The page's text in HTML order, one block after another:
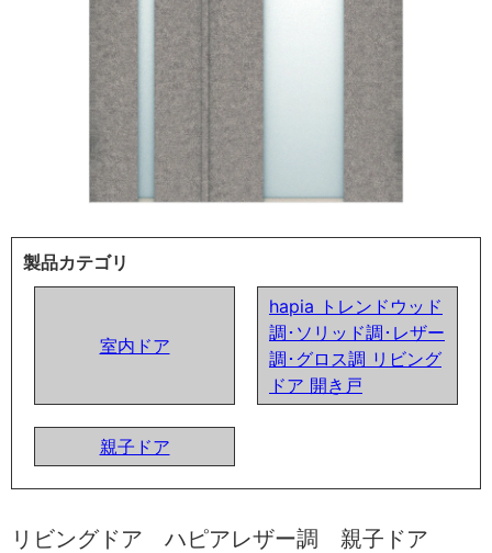
製品カテゴリ
室内ドア
hapia トレンドウッド
調･ソリッド調･レザー
調･グロス調 リビング
ドア 開き戸
親子ドア
リビングドア ハピアレザー調 親子ドア